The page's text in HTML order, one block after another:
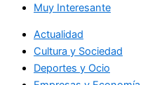
Muy Interesante
Actualidad
Cultura y Sociedad
Deportes y Ocio